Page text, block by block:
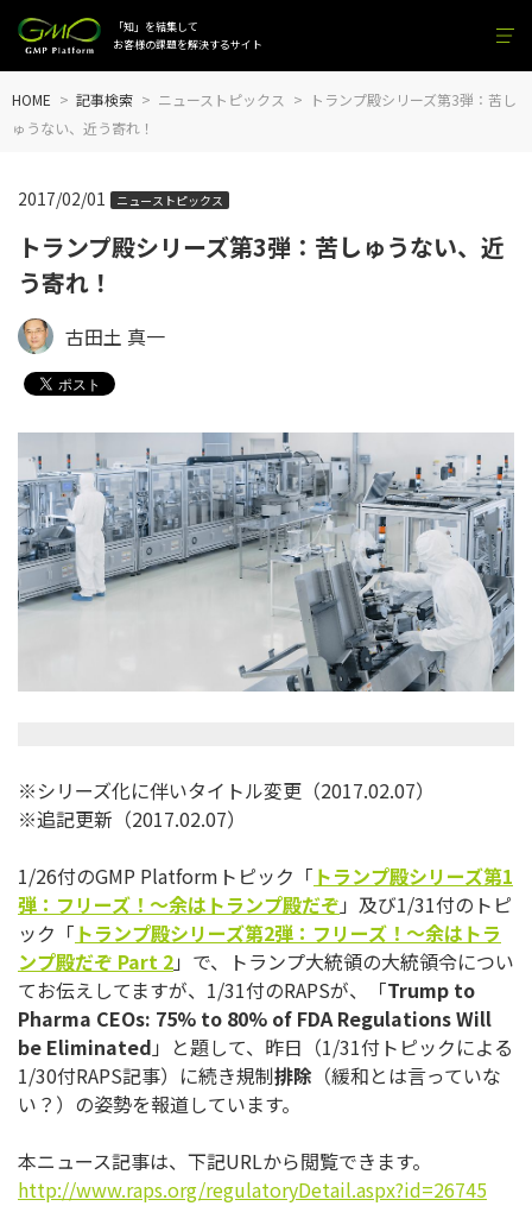
「知」を結集して
お客様の課題を解決するサイト
HOME 記事検索 ニューストピックス
トランプ殿シリーズ第3弾：苦し
ゅうない、近う寄れ！
トランプ殿シリーズ第3弾：苦しゅうない、近
う寄れ！
2017/02/01 ニューストピックス
古田土 真一
※シリーズ化に伴いタイトル変更（2017.02.07）
※追記更新（2017.02.07）
1/26付のGMP Platformトピック「 トランプ殿シリーズ第1
弾：フリーズ！～余はトランプ殿だぞ 」及び1/31付のトピ
ック「 トランプ殿シリーズ第2弾：フリーズ！～余はトラ
ンプ殿だぞ Part 2」で、トランプ大統領の大統領令につい
てお伝えしてますが、1/31付のRAPSが、「Trump to
Pharma CEOs: 75% to 80% of FDA Regulations Will
be Eliminated 」と題して、昨日（1/31付トピックによる
1/30付RAPS記事）に続き規制排除 （緩和とは言っていな
い？）の姿勢を報道しています。
本ニュース記事は、下記URLから閲覧できます。
http://www.raps.org/regulatoryDetail.aspx?id=26745